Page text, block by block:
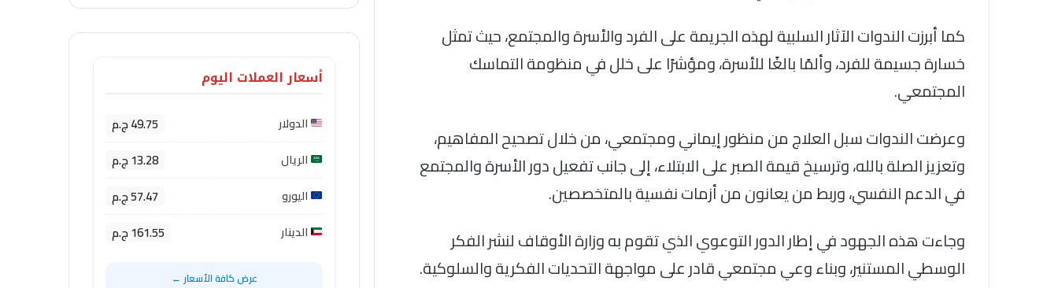
كما أبرزت الندوات الآثار السلبية لهذه الجريمة على الفرد والأسرة والمجتمع، حيث تمثل
خسارة جسيمة للفرد، وألمًا بالغًا للأسرة، ومؤشرًا على خلل في منظومة التماسك
المجتمعي.
وعرضت الندوات سبل العلاج من منظور إيماني ومجتمعي، من خلال تصحيح المفاهيم،
وتعزيز الصلة بالله، وترسيخ قيمة الصبر على الابتلاء، إلى جانب تفعيل دور الأسرة والمجتمع
في الدعم النفسي، وربط من يعانون من أزمات نفسية بالمتخصصين.
وجاءت هذه الجهود في إطار الدور التوعوي الذي تقوم به وزارة الأوقاف لنشر الفكر
الوسطي المستنير، وبناء وعي مجتمعي قادر على مواجهة التحديات الفكرية والسلوكية.
أسعار العملات اليوم
الدولار 49.75 ج.م
الريال 13.28 ج.م
اليورو 57.47 ج.م
الدينار 161.55 ج.م
عرض كافة الأسعار ←